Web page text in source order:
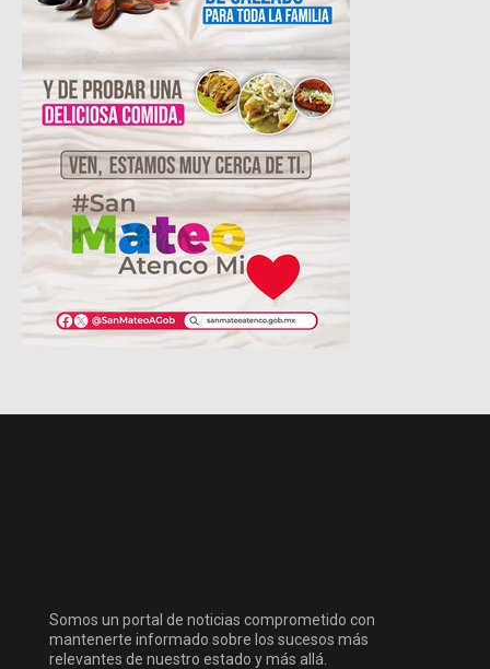
Somos un portal de noticias comprometido con
mantenerte informado sobre los sucesos más
relevantes de nuestro estado y más allá.